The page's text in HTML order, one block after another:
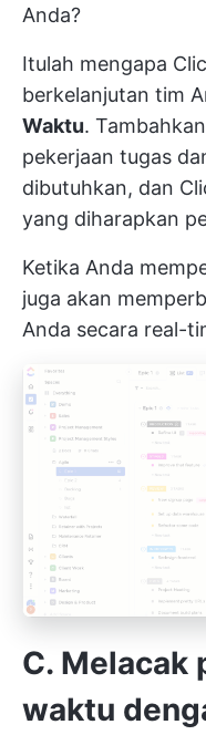
Anda?
Itulah mengapa
berkelanjutan tim
Waktu.
pekerjaan tugas
dibutuhkan, dan
yang diharapkan
Ketika Anda
juga akan
Anda secara real-
C. Melacak
waktu